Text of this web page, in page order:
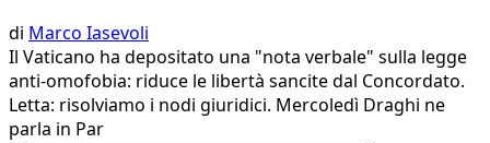
di Marco Iasevoli
Il Vaticano ha depositato una "nota verbale" sulla legge
anti-omofobia: riduce le libertà sancite dal Concordato.
Letta: risolviamo i nodi giuridici. Mercoledì Draghi ne
parla in Par